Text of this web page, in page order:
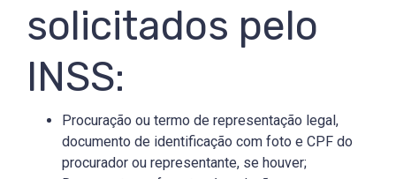
solicitados pelo
INSS:
Procuração ou termo de representação legal,
documento de identificação com foto e CPF do
procurador ou representante, se houver;